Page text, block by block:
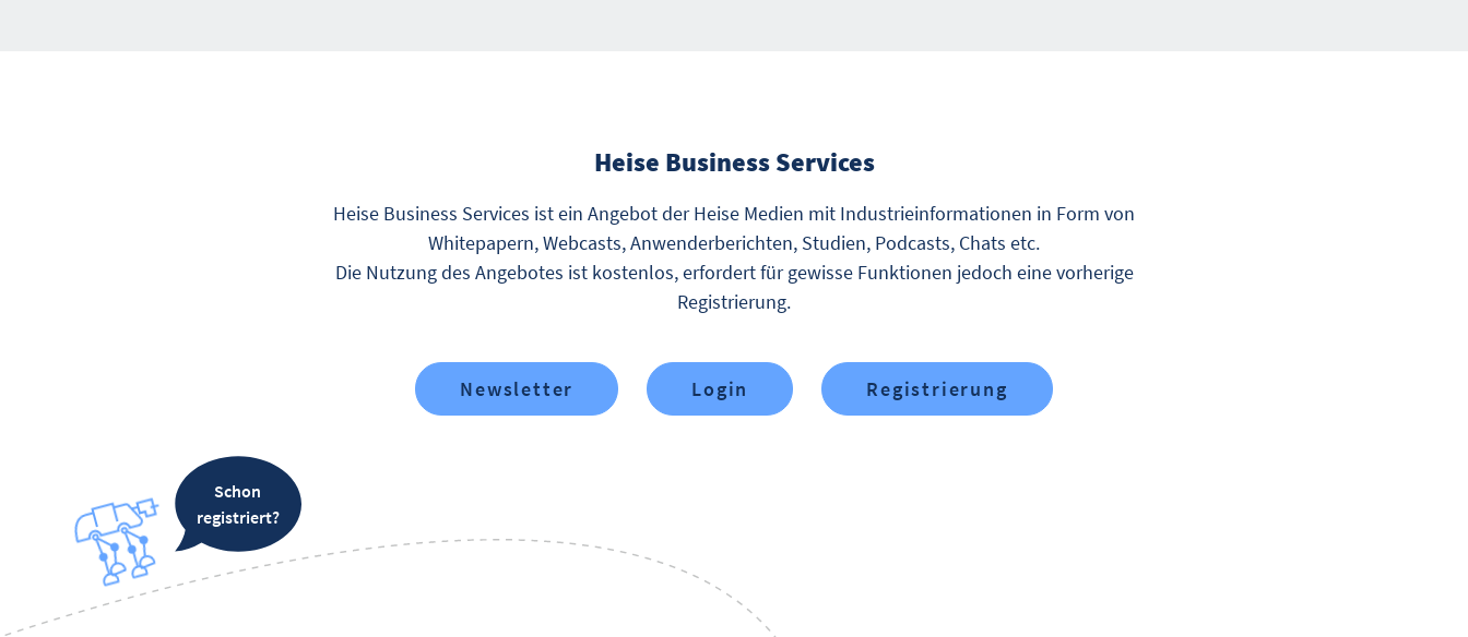
Heise Business Services
Heise Business Services ist ein Angebot der Heise Medien mit Industrieinformationen in Form von
Whitepapern, Webcasts, Anwenderberichten, Studien, Podcasts, Chats etc.
Die Nutzung des Angebotes ist kostenlos, erfordert für gewisse Funktionen jedoch eine vorherige
Registrierung.
Newsletter Login Registrierung
Schon
registriert?